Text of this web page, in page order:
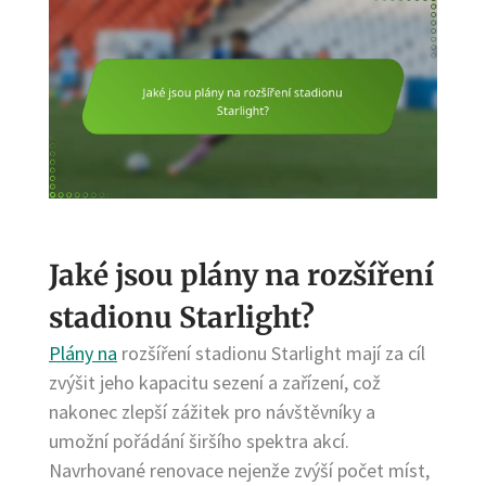
Jaké jsou plány na rozšíření
stadionu Starlight?
Plány na rozšíření stadionu Starlight mají za cíl
zvýšit jeho kapacitu sezení a zařízení, což
nakonec zlepší zážitek pro návštěvníky a
umožní pořádání širšího spektra akcí.
Navrhované renovace nejenže zvýší počet míst,